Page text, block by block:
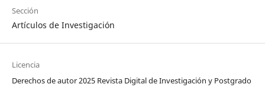
Sección
Artículos de Investigación
Licencia
Derechos de autor 2025 Revista Digital de Investigación y Postgrado